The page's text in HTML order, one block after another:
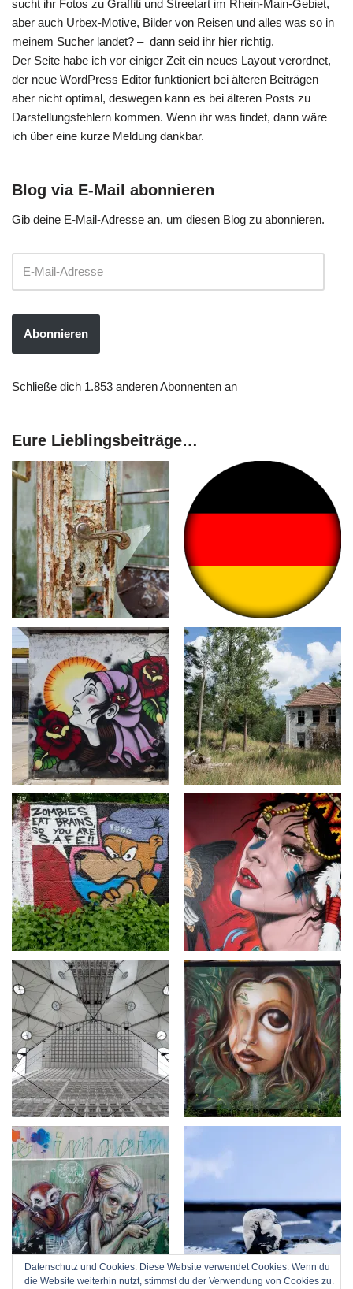
sucht ihr Fotos zu Graffiti und Streetart im Rhein-Main-Gebiet,
aber auch Urbex-Motive, Bilder von Reisen und alles was so in
meinem Sucher landet? – dann seid ihr hier richtig.
Der Seite habe ich vor einiger Zeit ein neues Layout verordnet,
der neue WordPress Editor funktioniert bei älteren Beiträgen
aber nicht optimal, deswegen kann es bei älteren Posts zu
Darstellungsfehlern kommen. Wenn ihr was findet, dann wäre
ich über eine kurze Meldung dankbar.
Blog via E-Mail abonnieren
Gib deine E-Mail-Adresse an, um diesen Blog zu abonnieren.
Abonnieren
Schließe dich 1.853 anderen Abonnenten an
Eure Lieblingsbeiträge…
Datenschutz und Cookies: Diese Website verwendet Cookies. Wenn du
die Website weiterhin nutzt, stimmst du der Verwendung von Cookies zu.